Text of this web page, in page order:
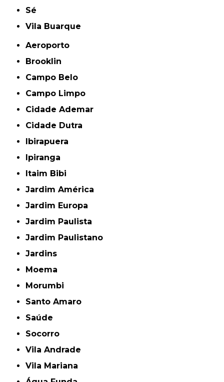
Sé
Vila Buarque
Aeroporto
Brooklin
Campo Belo
Campo Limpo
Cidade Ademar
Cidade Dutra
Ibirapuera
Ipiranga
Itaim Bibi
Jardim América
Jardim Europa
Jardim Paulista
Jardim Paulistano
Jardins
Moema
Morumbi
Santo Amaro
Saúde
Socorro
Vila Andrade
Vila Mariana